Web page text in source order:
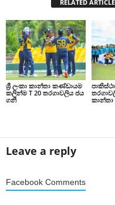
RELATED
ශ්‍රී ලංකා කාන්තා කණ්ඩායම
කලින්ම T 20 තරගාවලිය ජය
ගනී
Leave a reply
Facebook Comments